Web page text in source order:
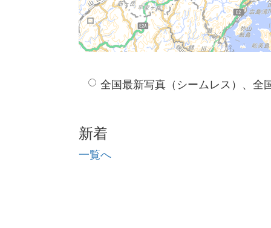
全国最新写真（シームレス）、全
新着
一覧へ